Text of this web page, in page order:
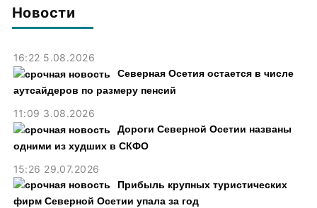
Новости
16:22 5.08.2026
Северная Осетия остается в числе
аутсайдеров по размеру пенсий
11:09 3.08.2026
Дороги Северной Осетии названы
одними из худших в СКФО
15:26 29.07.2026
Прибыль крупных туристических
фирм Северной Осетии упала за год